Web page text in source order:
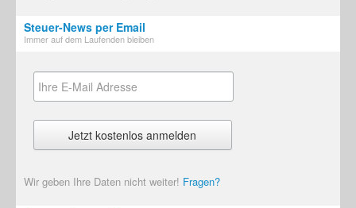
Steuer-News per Email
Immer auf dem Laufenden bleiben
Wir geben Ihre Daten nicht weiter! Fragen?